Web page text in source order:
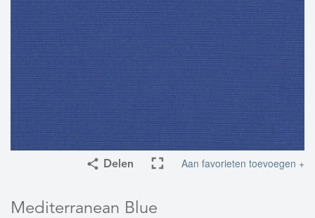
Delen Aan favorieten toevoegen +
Mediterranean Blue